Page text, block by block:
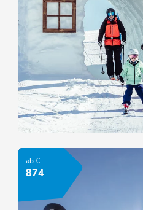
ANGEBOT ANSEHEN
ab €
874